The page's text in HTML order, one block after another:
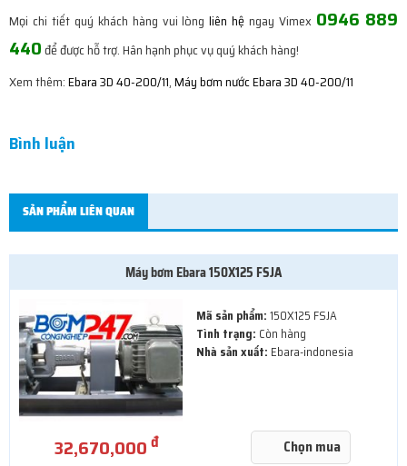
Mọi chi tiết quý khách hàng vui lòngliên hệ ngay Vimex 0946 889
440để được hỗ trợ. Hân hạnh phục vụ quý khách hàng!
Xem thêm:Ebara 3D 40-200/11,Máy bơm nước Ebara 3D 40-200/11
Bình luận
SẢN PHẨM LIÊN QUAN
Máy bơm Ebara 150X125 FSJA
Mã sản phẩm:150X125 FSJA
Tình trạng: Còn hàng
Nhà sản xuất: Ebara-indonesia
32,670,000đ Chọn mua